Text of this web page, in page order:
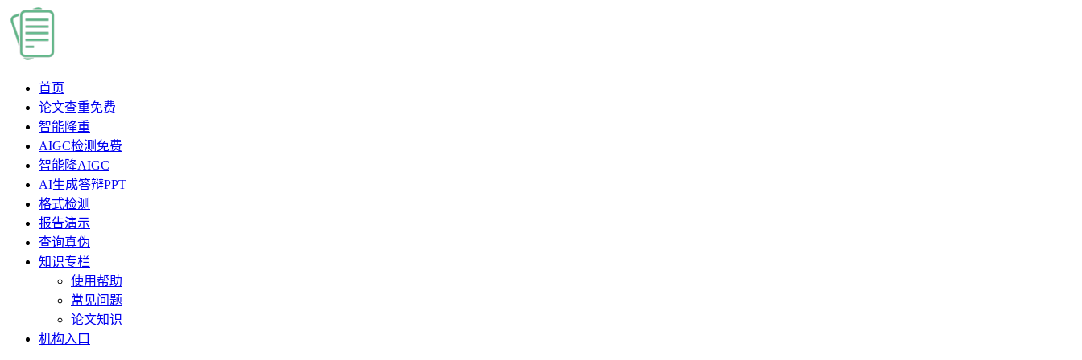
首页
论文查重免费
智能降重
AIGC检测 免费
智能降AIGC
AI生成答辩PPT
格式检测
报告演示
查询真伪
知识专栏
使用帮助
常见问题
论文知识
机构入口